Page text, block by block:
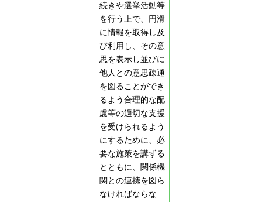
続きや選挙活動等
を行う上で、円滑
に情報を取得し及
び利用し、その意
思を表示し並びに
他人との意思疎通
を図ることができ
るよう合理的な配
慮等の適切な支援
を受けられるよう
にするために、必
要な施策を講ずる
とともに、関係機
関との連携を図ら
なければならな